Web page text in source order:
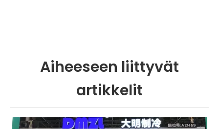
Aiheeseen liittyvät
artikkelit